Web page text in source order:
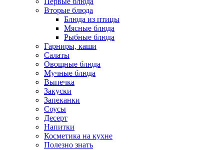
Вторые блюда
Блюда из птицы
Мясные блюда
Рыбные блюда
Гарниры, каши
Салаты
Овощные блюда
Мучные блюда
Выпечка
Закуски
Запеканки
Соусы
Десерт
Напитки
Косметика на кухне
Полезно знать